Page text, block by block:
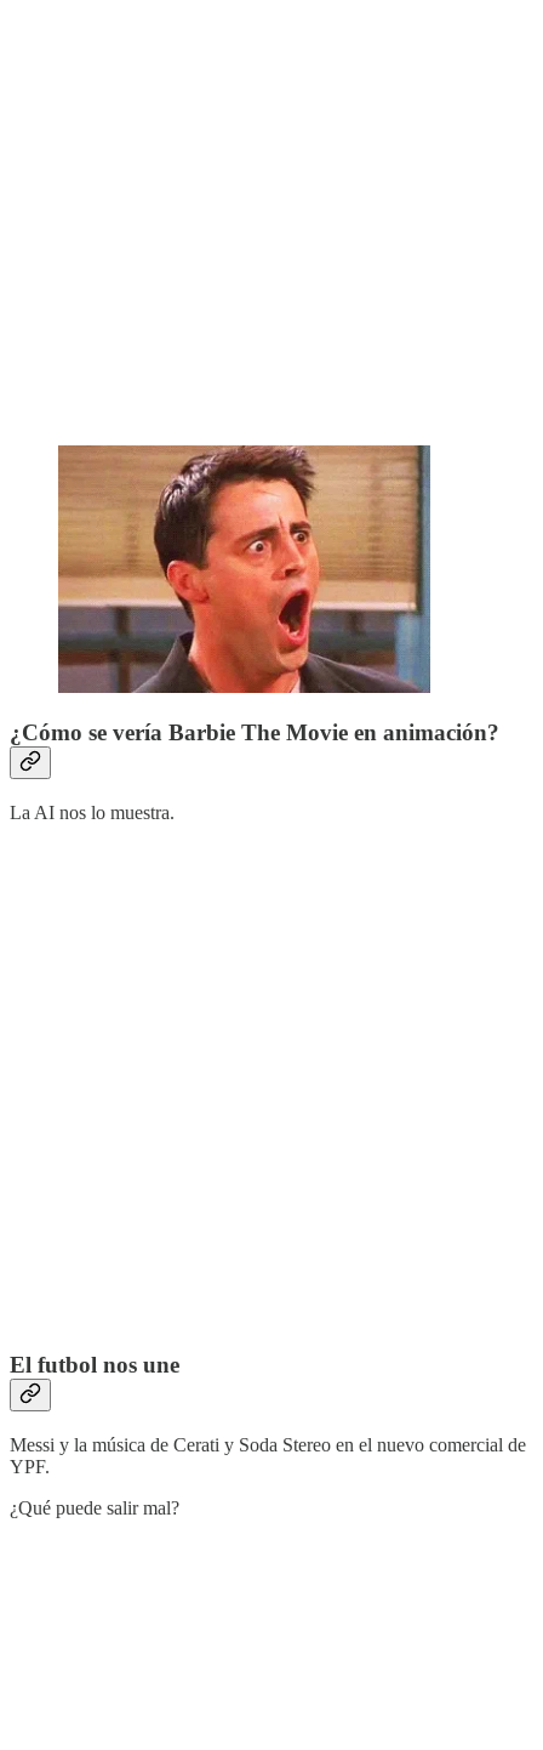
¿Cómo se vería Barbie The Movie en animación?
La AI nos lo muestra.
El futbol nos une
Messi y la música de Cerati y Soda Stereo en el nuevo comercial de
YPF.
¿Qué puede salir mal?